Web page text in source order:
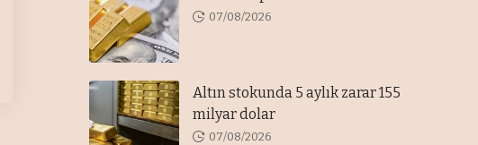
07/08/2026
Altın stokunda 5 aylık zarar 155
milyar dolar
07/08/2026